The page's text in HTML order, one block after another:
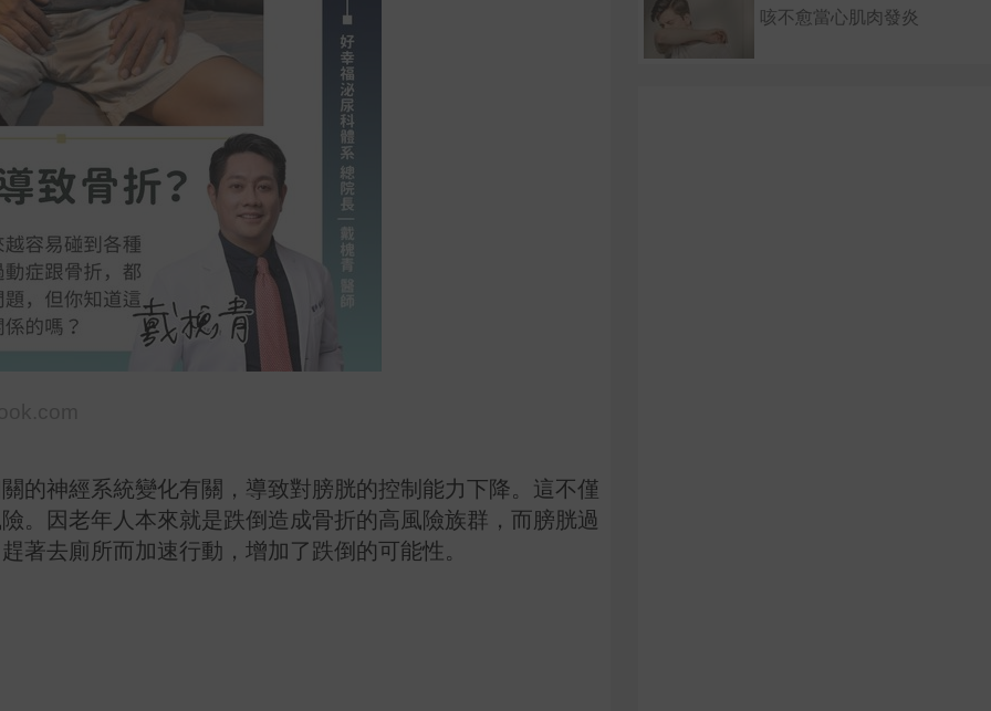
的神經系統變化有關，導致對膀胱的控制能力下降。這不僅
。因老年人本來就是跌倒造成骨折的高風險族群，而膀胱過
著去廁所而加速行動，增加了跌倒的可能性。
咳不愈當心肌肉發炎